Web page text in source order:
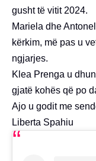
gusht të vitit 2024.
Mariela dhe
kërkim, më pas u
ngjarjes.
Klea Prenga u
gjatë kohës që po
Ajo u godit me
Liberta Spahiu